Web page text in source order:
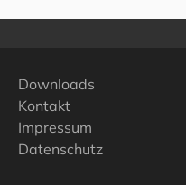
Downloads
Kontakt
Impressum
Datenschutz